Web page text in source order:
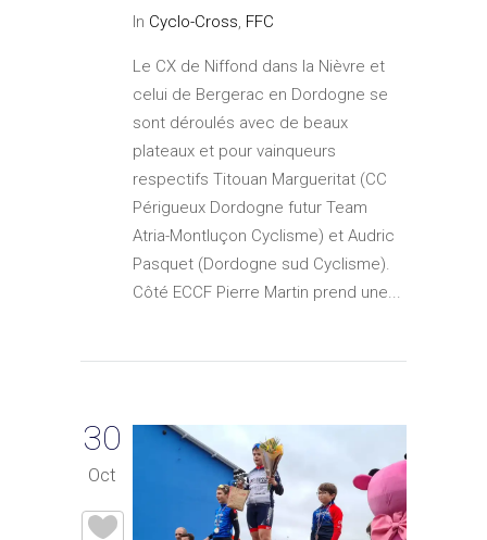
In Cyclo-Cross, FFC
Le CX de Niffond dans la Nièvre et
celui de Bergerac en Dordogne se
sont déroulés avec de beaux
plateaux et pour vainqueurs
respectifs Titouan Margueritat (CC
Périgueux Dordogne futur Team
Atria-Montluçon Cyclisme) et Audric
Pasquet (Dordogne sud Cyclisme).
Côté ECCF Pierre Martin prend une...
30
Oct